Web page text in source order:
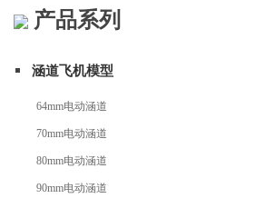
产品系列
涵道飞机模型
64mm电动涵道
70mm电动涵道
80mm电动涵道
90mm电动涵道